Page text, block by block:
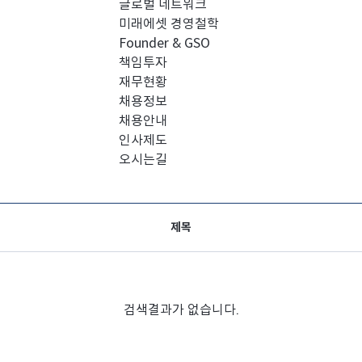
글로벌 네트워크
미래에셋 경영철학
Founder & GSO
책임투자
재무현황
채용정보
채용안내
인사제도
오시는길
제목
검색결과가 없습니다.